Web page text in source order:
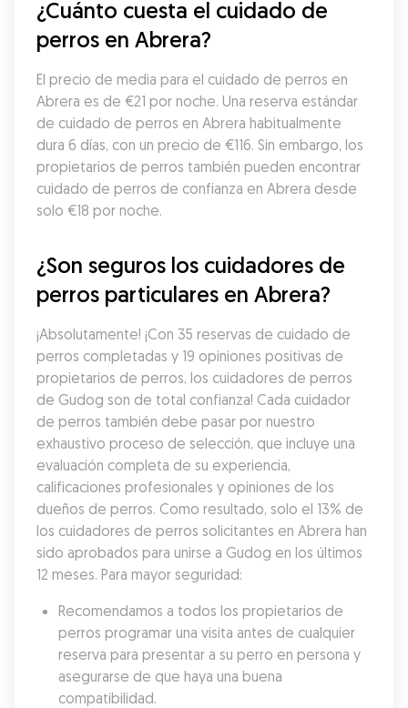
¿Cuánto cuesta el cuidado de
perros en Abrera?
El precio de media para el cuidado de perros en
Abrera es de €21 por noche. Una reserva estándar
de cuidado de perros en Abrera habitualmente
dura 6 días, con un precio de €116. Sin embargo, los
propietarios de perros también pueden encontrar
cuidado de perros de confianza en Abrera desde
solo €18 por noche.
¿Son seguros los cuidadores de
perros particulares en Abrera?
¡Absolutamente! ¡Con 35 reservas de cuidado de
perros completadas y 19 opiniones positivas de
propietarios de perros, los cuidadores de perros
de Gudog son de total confianza! Cada cuidador
de perros también debe pasar por nuestro
exhaustivo proceso de selección, que incluye una
evaluación completa de su experiencia,
calificaciones profesionales y opiniones de los
dueños de perros. Como resultado, solo el 13% de
los cuidadores de perros solicitantes en Abrera han
sido aprobados para unirse a Gudog en los últimos
12 meses. Para mayor seguridad:
Recomendamos a todos los propietarios de
perros programar una visita antes de cualquier
reserva para presentar a su perro en persona y
asegurarse de que haya una buena
compatibilidad.